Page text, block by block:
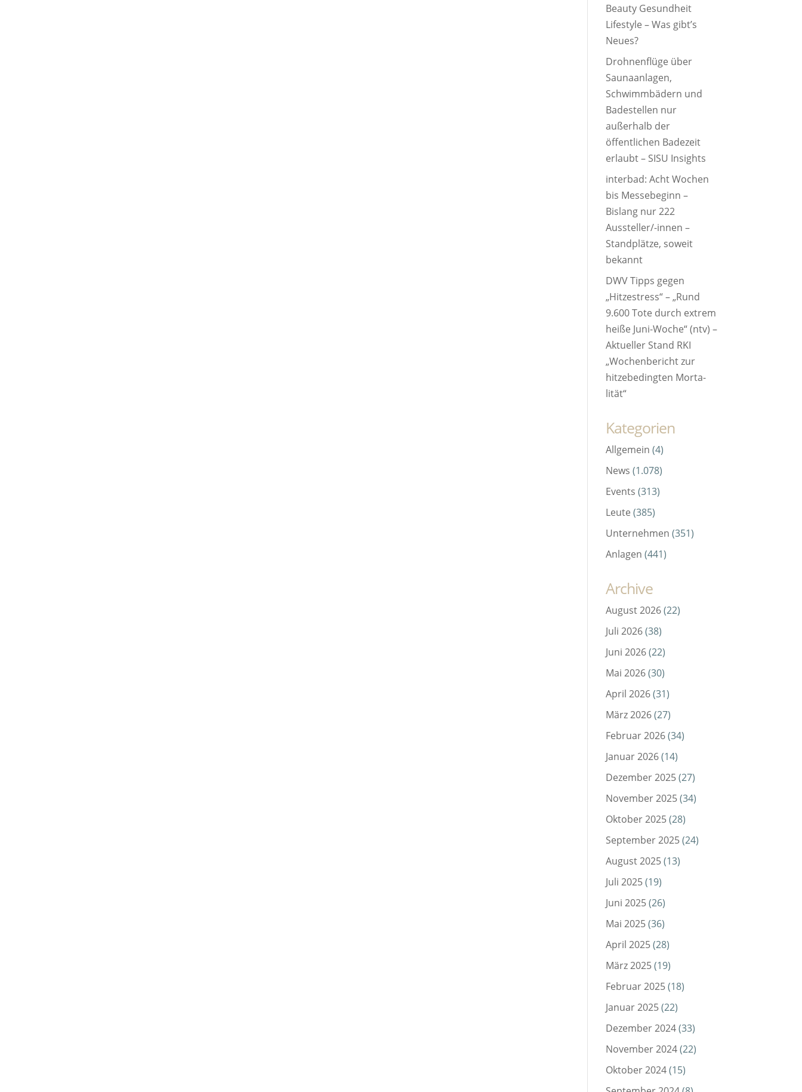
Beauty Gesundheit
Lifestyle – Was gibt’s
Neues?
Drohnenflüge über
Saunaanlagen,
Schwimmbädern und
Badestellen nur
außerhalb der
öffentlichen Badezeit
erlaubt – SISU Insights
interbad: Acht Wochen
bis Messebeginn –
Bislang nur 222
Aussteller/-innen –
Standplätze, soweit
bekannt
DWV Tipps gegen
„Hitzestress“ – „Rund
9.600 Tote durch extrem
heiße Juni-Woche“ (ntv) –
Aktueller Stand RKI
„Wochenbericht zur
hitze­bedingten Morta­
lität“
Kategorien
Allgemein (4)
News (1.078)
Events (313)
Leute (385)
Unternehmen (351)
Anlagen (441)
Archive
August 2026(22)
Juli 2026(38)
Juni 2026(22)
Mai 2026(30)
April 2026(31)
März 2026(27)
Februar 2026(34)
Januar 2026(14)
Dezember 2025(27)
November 2025(34)
Oktober 2025(28)
September 2025(24)
August 2025(13)
Juli 2025(19)
Juni 2025(26)
Mai 2025(36)
April 2025(28)
März 2025(19)
Februar 2025(18)
Januar 2025(22)
Dezember 2024(33)
November 2024(22)
Oktober 2024(15)